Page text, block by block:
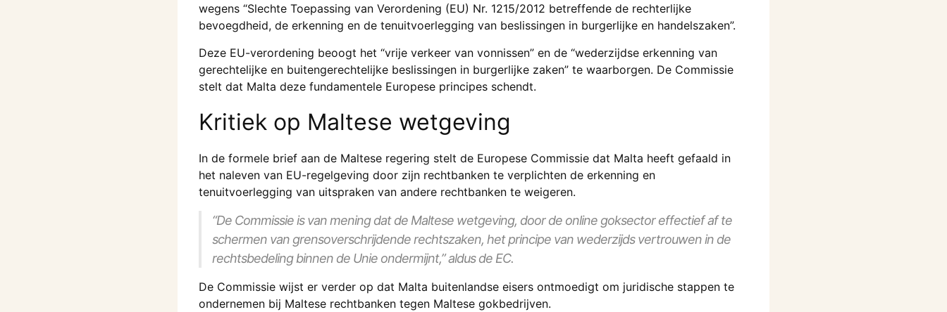
wegens “Slechte Toepassing van Verordening (EU) Nr. 1215/2012 betreffende de rechterlijke
bevoegdheid, de erkenning en de tenuitvoerlegging van beslissingen in burgerlijke en handelszaken”.
Deze EU-verordening beoogt het “vrije verkeer van vonnissen” en de “wederzijdse erkenning van
gerechtelijke en buitengerechtelijke beslissingen in burgerlijke zaken” te waarborgen. De Commissie
stelt dat Malta deze fundamentele Europese principes schendt.
Kritiek op Maltese wetgeving
In de formele brief aan de Maltese regering stelt de Europese Commissie dat Malta heeft gefaald in
het naleven van EU-regelgeving door zijn rechtbanken te verplichten de erkenning en
tenuitvoerlegging van uitspraken van andere rechtbanken te weigeren.
“De Commissie is van mening dat de Maltese wetgeving, door de online goksector effectief af te
schermen van grensoverschrijdende rechtszaken, het principe van wederzijds vertrouwen in de
rechtsbedeling binnen de Unie ondermijnt,” aldus de EC.
De Commissie wijst er verder op dat Malta buitenlandse eisers ontmoedigt om juridische stappen te
ondernemen bij Maltese rechtbanken tegen Maltese gokbedrijven.